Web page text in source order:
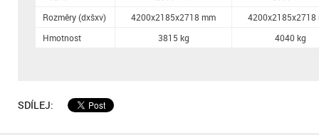
Rozměry (dxšxv)
Hmotnost
4200x2185x2718 mm
4200x2185x2718
3815 kg
4040 kg
SDÍLEJ: